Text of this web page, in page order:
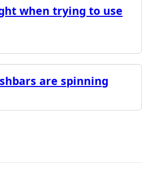
when trying to use
are spinning